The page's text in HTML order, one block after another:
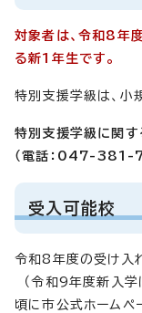
対象者は、令和8年
る新1年生です。
特別支援学級は、小
特別支援学級に関す
（電話：047-381-
受入可能校
令和8年度の受け入
（令和9年度新入
頃に市公式ホームペ